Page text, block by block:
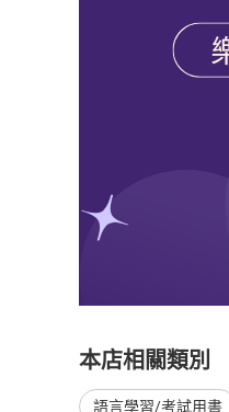
本店相關類別
語言學習/考試用書